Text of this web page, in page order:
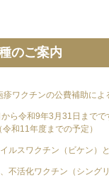
のご案内
ワクチンの公費補助によ
ら令和9年3月31日まで
和11年度までの予定）
ルスワクチン（ビケン）
不活化ワクチン（シング